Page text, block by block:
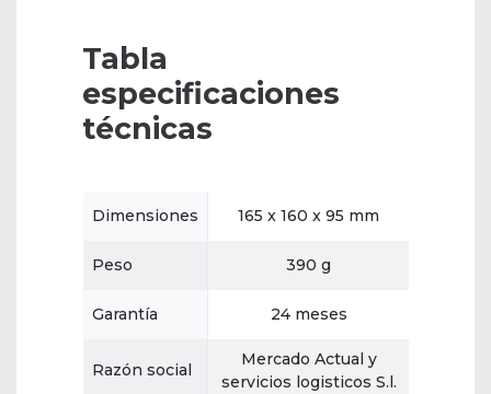
Tabla
especificaciones
técnicas
Dimensiones 165 x 160 x 95 mm
Peso 390 g
Garantía 24 meses
Razón social
Mercado Actual y
servicios logisticos S.l.